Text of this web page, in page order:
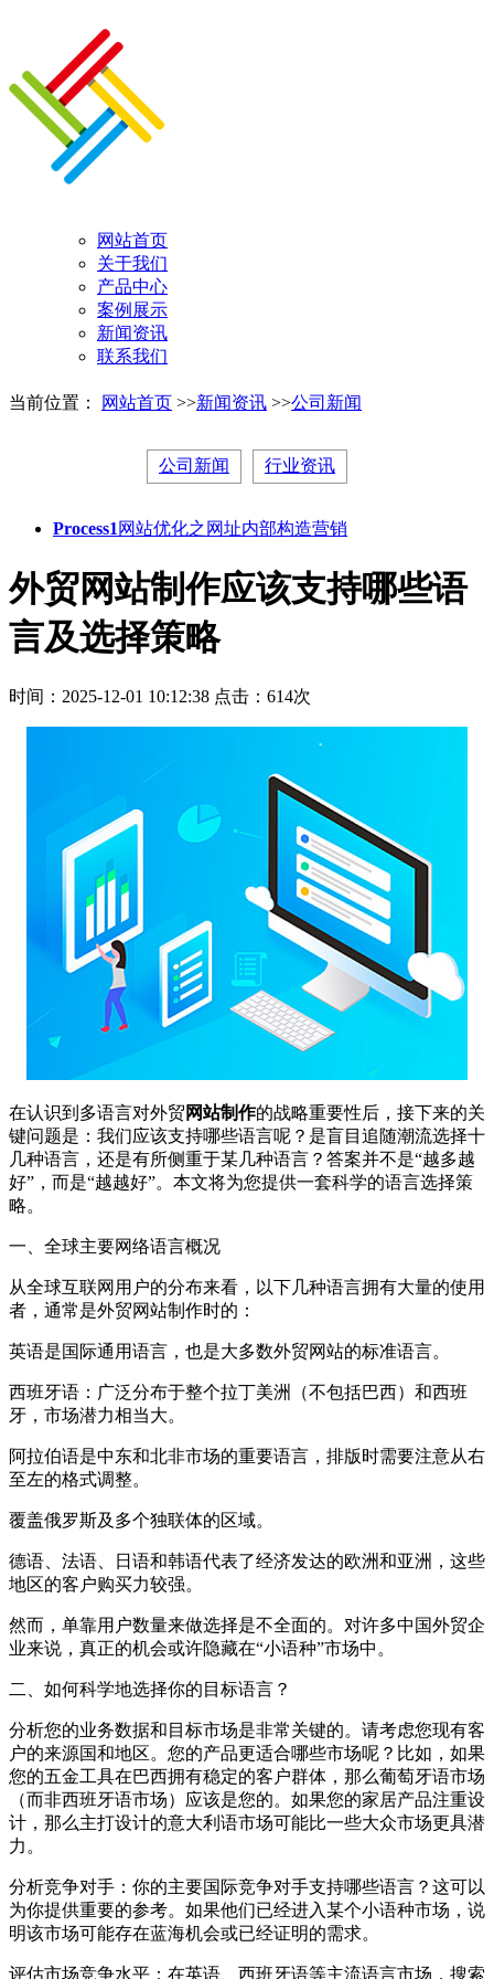
网站首页
关于我们
产品中心
案例展示
新闻资讯
联系我们
当前位置： 网站首页 >>新闻资讯 >>公司新闻
公司新闻 行业资讯
Process1 网站优化之网址内部构造营销
外贸网站制作应该支持哪些语
言及选择策略
时间：2025-12-01 10:12:38 点击：614次
在认识到多语言对外贸 网站制作的战略重要性后，接下来的关
键问题是：我们应该支持哪些语言呢？是盲目追随潮流选择十
几种语言，还是有所侧重于某几种语言？答案并不是“越多越
好”，而是“越越好”。本文将为您提供一套科学的语言选择策
略。
一、全球主要网络语言概况
从全球互联网用户的分布来看，以下几种语言拥有大量的使用
者，通常是外贸网站制作时的：
英语是国际通用语言，也是大多数外贸网站的标准语言。
西班牙语：广泛分布于整个拉丁美洲（不包括巴西）和西班
牙，市场潜力相当大。
阿拉伯语是中东和北非市场的重要语言，排版时需要注意从右
至左的格式调整。
覆盖俄罗斯及多个独联体的区域。
德语、法语、日语和韩语代表了经济发达的欧洲和亚洲，这些
地区的客户购买力较强。
然而，单靠用户数量来做选择是不全面的。对许多中国外贸企
业来说，真正的机会或许隐藏在“小语种”市场中。
二、如何科学地选择你的目标语言？
分析您的业务数据和目标市场是非常关键的。请考虑您现有客
户的来源国和地区。您的产品更适合哪些市场呢？比如，如果
您的五金工具在巴西拥有稳定的客户群体，那么葡萄牙语市场
（而非西班牙语市场）应该是您的。如果您的家居产品注重设
计，那么主打设计的意大利语市场可能比一些大众市场更具潜
力。
分析竞争对手：你的主要国际竞争对手支持哪些语言？这可以
为你提供重要的参考。如果他们已经进入某个小语种市场，说
明该市场可能存在蓝海机会或已经证明的需求。
评估市场竞争水平：在英语、西班牙语等主流语言市场，搜索